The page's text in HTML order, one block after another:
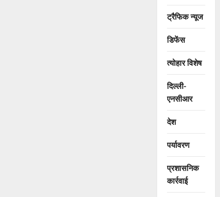
ट्रैफिक न्यूज
डिफेंस
त्योहार विशेष
दिल्ली-
एनसीआर
देश
पर्यावरण
प्रशासनिक
कार्रवाई